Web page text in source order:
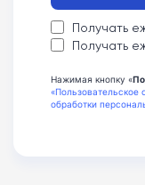
Получать
Получать
Нажимая кнопку «
«Пользовательское
обработки